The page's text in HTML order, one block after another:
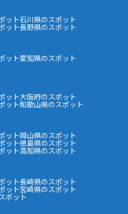
ット石川県のスポット
ット長野県のスポット
ット愛知県のスポット
ット大阪府のスポット
ット和歌山県のスポット
ット岡山県のスポット
ット徳島県のスポット
ット高知県のスポット
ット長崎県のスポット
ット宮崎県のスポット
ポット